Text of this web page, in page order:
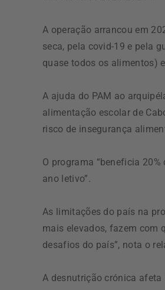
A operação arrancou em
seca, pela covid-19 e pela
quase todos os alimentos)
A ajuda do PAM ao
alimentação escolar de
risco de insegurança
O programa “beneficia
ano letivo”.
As limitações do país na
mais elevados, fazem com
desafios do país”, nota o
A desnutrição crónica afeta